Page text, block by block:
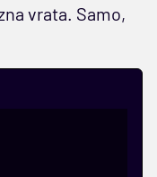
vrata. Samo,